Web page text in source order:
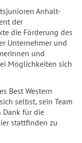
Anhalt-
der
die Förderung des
Unternehmer und
und
Möglichkeiten sich
Best Western
selbst, sein Team
Dank für die
stattfinden zu